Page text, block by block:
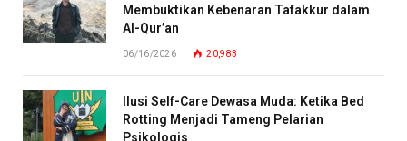
Membuktikan Kebenaran Tafakkur dalam
Al-Qur’an
06/16/2026 20,983
Ilusi Self-Care Dewasa Muda: Ketika Bed
Rotting Menjadi Tameng Pelarian
Psikologis